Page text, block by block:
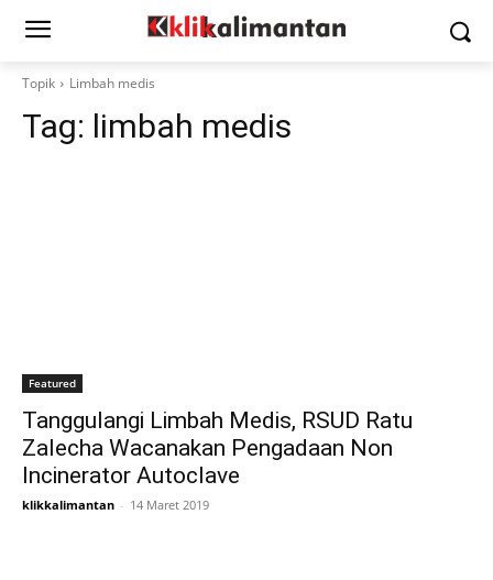
Topik Limbah medis
Tag: limbah medis
Featured
Tanggulangi Limbah Medis, RSUD Ratu
Zalecha Wacanakan Pengadaan Non
Incinerator Autoclave
klikkalimantan - 14 Maret 2019